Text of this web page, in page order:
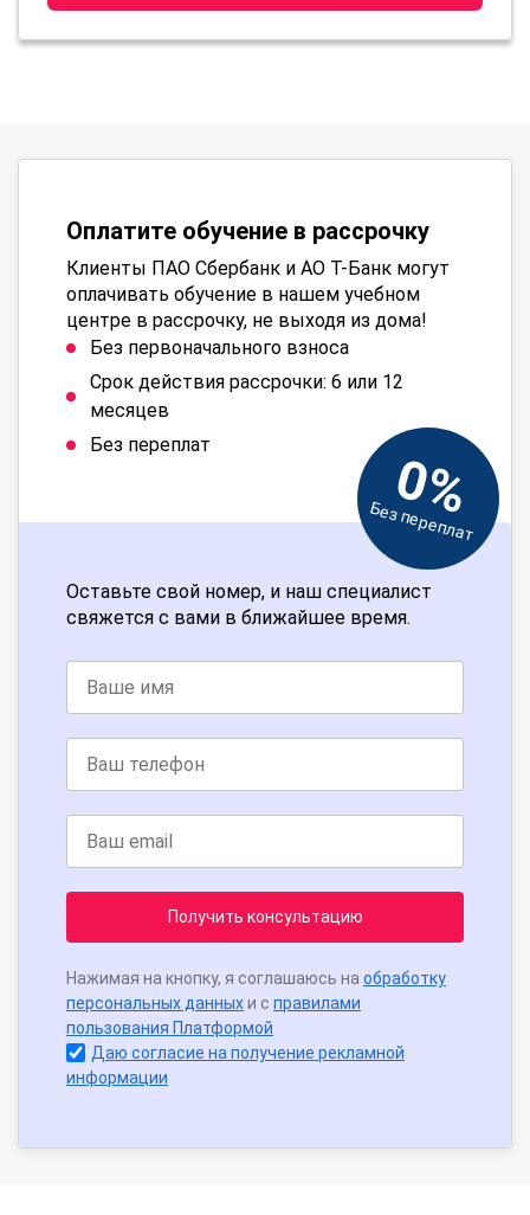
Оплатите обучение в рассрочку
Клиенты ПАО Сбербанк и АО Т-Банк могут
оплачивать обучение в нашем учебном
центре в рассрочку, не выходя из дома!
Без первоначального взноса
Срок действия рассрочки: 6 или 12
месяцев
Без переплат
0%
Без переплат
Оставьте свой номер, и наш специалист
свяжется с вами в ближайшее время.
Получить консультацию
Нажимая на кнопку, я соглашаюсь на обработку
персональных данныхи с правилами
пользования Платформой
Даю согласие на получение рекламной
информации